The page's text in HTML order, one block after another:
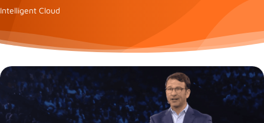
Intelligent Cloud